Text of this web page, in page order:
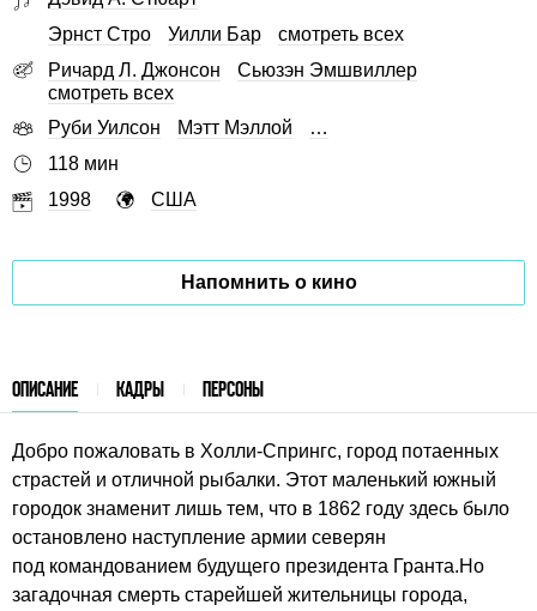
Эрнст Стро
Уилли Бар
смотреть всех
Ричард Л. Джонсон
Сьюзэн Эмшвиллер
смотреть всех
Руби Уилсон
Мэтт Мэллой
…
118 мин
1998
США
Напомнить о кино
ОПИСАНИЕ КАДРЫ ПЕРСОНЫ
Добро пожаловать в Холли-Спрингс, город потаенных
страстей и отличной рыбалки. Этот маленький южный
городок знаменит лишь тем, что в 1862 году здесь было
остановлено наступление армии северян
под командованием будущего президента Гранта.Но
загадочная смерть старейшей жительницы города,